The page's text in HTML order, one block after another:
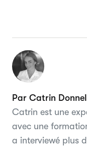
Par Catrin
Catrin est une
avec une
a interviewé plus